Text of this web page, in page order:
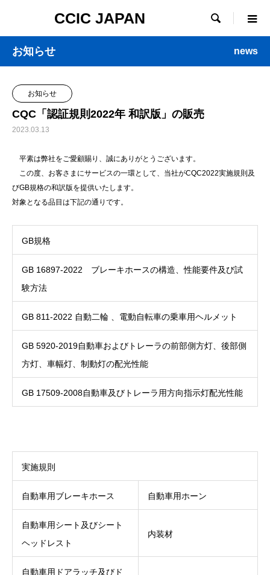
CCIC JAPAN 
お知らせ news
お知らせ
CQC「認証規則2022年 和訳版」の販売
2023.03.13
平素は弊社をご愛顧賜り、誠にありがとうございます。
この度、お客さまにサービスの一環として、当社がCQC2022実施規則及
びGB規格の和訳版を提供いたします。
対象となる品目は下記の通りです。
GB規格
GB 16897-2022 ブレーキホースの構造、性能要件及び試
験方法
GB 811-2022 自動二輪 、電動自転車の乗車用ヘルメット
GB 5920-2019自動車およびトレーラの前部側方灯、後部側
方灯、車幅灯、制動灯の配光性能
GB 17509-2008自動車及びトレーラ用方向指示灯配光性能
実施規則
自動車用ブレーキホース 自動車用ホーン
自動車用シート及びシート
ヘッドレスト
内装材
自動車用ドアラッチ及びド